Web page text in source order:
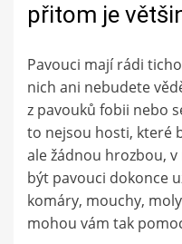
přitom je
Pavouci mají rádi
nich ani nebudete
z pavouků fobii nebo
to nejsou hosti, které
ale žádnou hrozbou,
být pavouci dokonce
komáry, mouchy,
mohou vám tak